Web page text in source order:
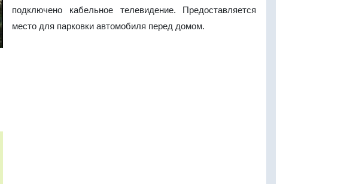
подключено кабельное телевидение. Предоставляется
место для парковки автомобиля перед домом.